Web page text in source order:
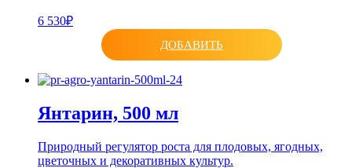
6 530₽
ДОБАВИТЬ
Янтарин, 500 мл
Природный регулятор роста для плодовых, ягодных,
цветочных и декоративных культур.